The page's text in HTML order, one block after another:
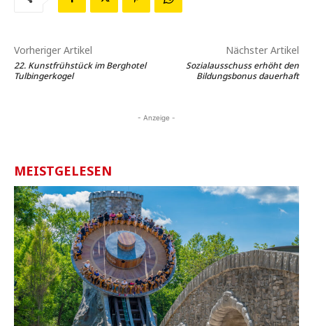
Vorheriger Artikel
22. Kunstfrühstück im Berghotel
Tulbingerkogel
Nächster Artikel
Sozialausschuss erhöht den
Bildungsbonus dauerhaft
- Anzeige -
MEISTGELESEN